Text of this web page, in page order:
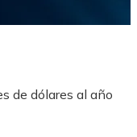
de dólares al año